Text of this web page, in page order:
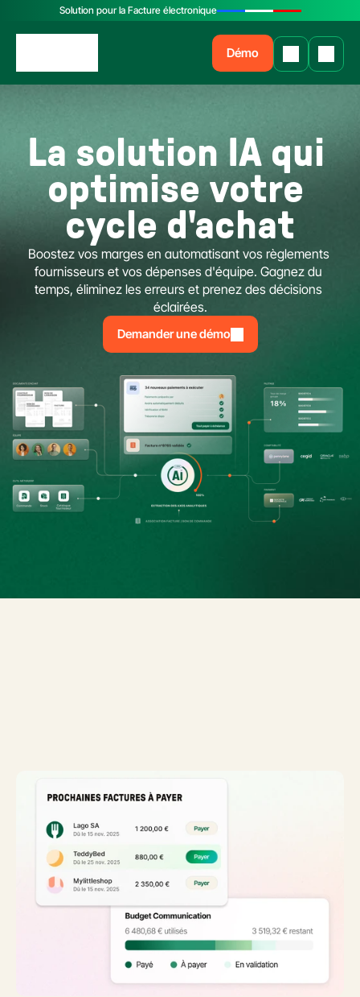
Solution pour la Facture électronique
Démo
La solution IA qui
optimise votre
cycle d'achat
Boostez vos marges en automatisant vos règlements
fournisseurs et vos dépenses d'équipe. Gagnez du
temps, éliminez les erreurs et prenez des décisions
éclairées.
Demander une démo